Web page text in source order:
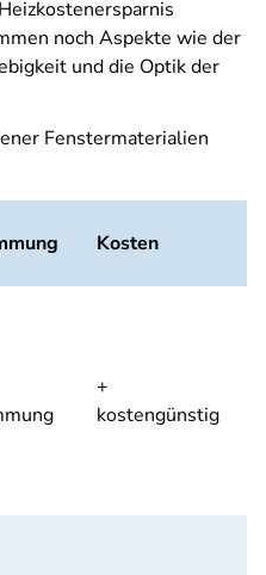
noch Aspekte wie der
und die Optik der
Fenstermaterialien
Kosten
+
kostengünstig